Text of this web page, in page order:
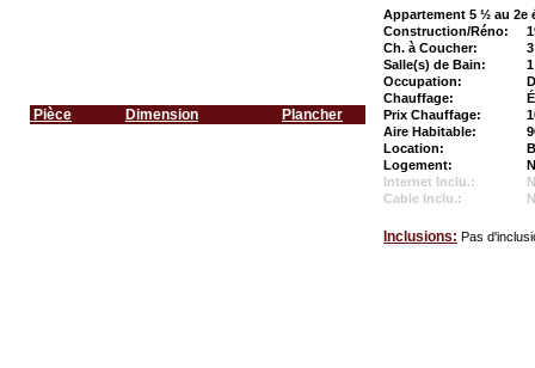
Pièce Dimension Plancher
Appartement 5 ½ au 2e
Construction/Réno:
Ch. à Coucher:
3
Salle(s) de Bain:
1
Occupation:
Chauffage:
Prix Chauffage:
Aire Habitable:
Location:
Logement:
Internet Inclu.:
Cable Inclu.:
Inclusions: Pas